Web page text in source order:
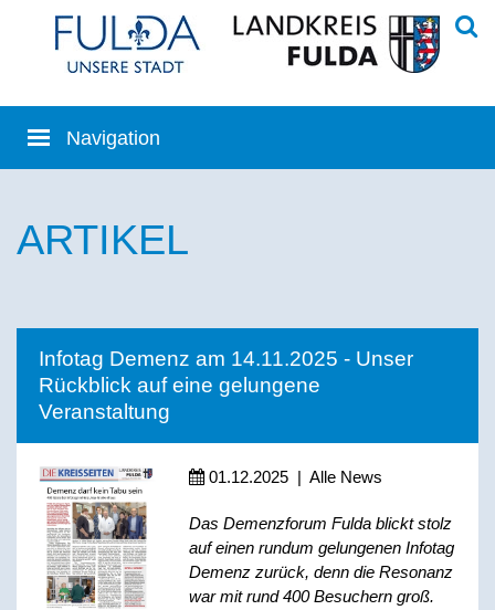
ARTIKEL
Infotag Demenz am 14.11.2025 - Unser
Rückblick auf eine gelungene
Veranstaltung
01.12.2025 |Alle News
Das Demenzforum Fulda blickt stolz
auf einen rundum gelungenen Infotag
Demenz zurück, denn die Resonanz
war mit rund 400 Besuchern groß.